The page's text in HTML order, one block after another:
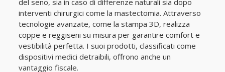
del seno, sia in caso di differenze naturali sia dopo
interventi chirurgici come la mastectomia. Attraverso
tecnologie avanzate, come la stampa 3D, realizza
coppe e reggiseni su misura per garantire comfort e
vestibilità perfetta. I suoi prodotti, classificati come
dispositivi medici detraibili, offrono anche un
vantaggio fiscale.